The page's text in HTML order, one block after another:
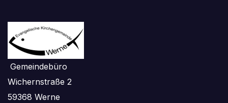
Gemeindebüro
Wichernstraße 2
59368 Werne